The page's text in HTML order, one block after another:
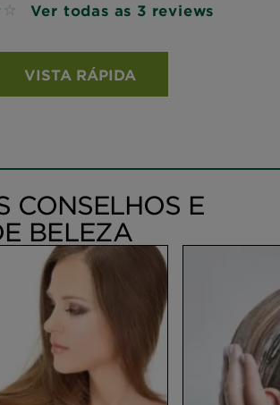
of 5 stars based on reviews
Ver todas as 3 reviews
VISTA RÁPIDA
CONSELHOS E
BELEZA